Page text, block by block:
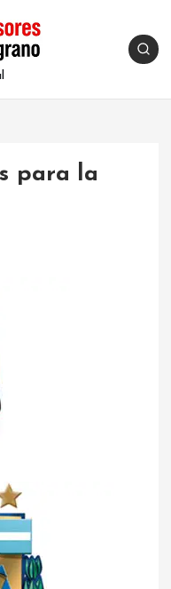
para la